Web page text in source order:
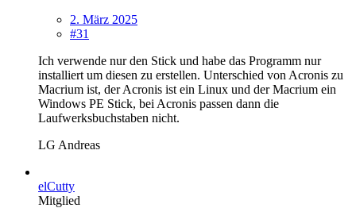
2. März 2025
#31
Ich verwende nur den Stick und habe das Programm nur
installiert um diesen zu erstellen. Unterschied von Acronis zu
Macrium ist, der Acronis ist ein Linux und der Macrium ein
Windows PE Stick, bei Acronis passen dann die
Laufwerksbuchstaben nicht.
LG Andreas
elCutty
Mitglied